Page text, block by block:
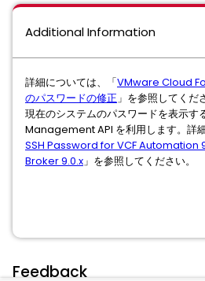
Additional Information
詳細については、「VMware Cloud
のパスワードの修正」を参照してくだ
現在のシステムのパスワードを表示す
Management API を利用します。詳
SSH Password for VCF Automation
Broker 9.0.x」を参照してください。
Feedback